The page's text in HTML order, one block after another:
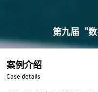
第九届“
案例介绍
Case details